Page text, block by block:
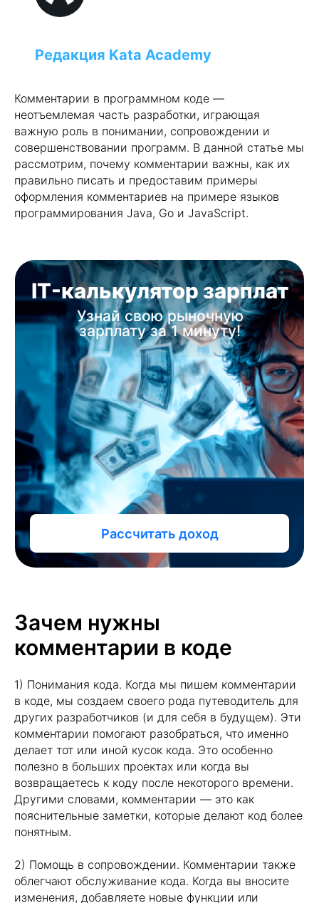
Редакция Kata Academy
Комментарии в программном коде —
неотъемлемая часть разработки, играющая
важную роль в понимании, сопровождении и
совершенствовании программ. В данной статье мы
рассмотрим, почему комментарии важны, как их
правильно писать и предоставим примеры
оформления комментариев на примере языков
программирования Java, Go и JavaScript.
Рассчитать доход
IT-калькулятор зарплат
Зачем нужны
комментарии в коде
1) Понимания кода. Когда мы пишем комментарии
в коде, мы создаем своего рода путеводитель для
других разработчиков (и для себя в будущем). Эти
комментарии помогают разобраться, что именно
делает тот или иной кусок кода. Это особенно
полезно в больших проектах или когда вы
возвращаетесь к коду после некоторого времени.
Другими словами, комментарии — это как
пояснительные заметки, которые делают код более
понятным.
2) Помощь в сопровождении. Комментарии также
облегчают обслуживание кода. Когда вы вносите
изменения, добавляете новые функции или